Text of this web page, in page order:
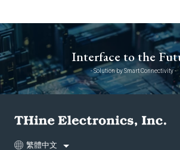
Interface to the
- Solution by Smart Connectivity -
繁體中文